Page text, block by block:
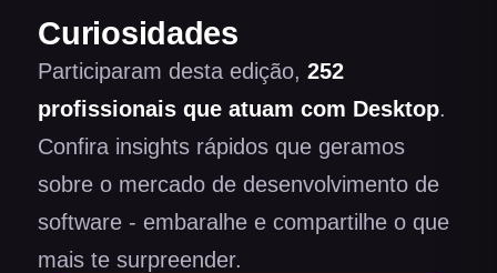
Curiosidades
Participaram desta edição, 252
profissionais que atuam com Desktop.
Confira insights rápidos que geramos
sobre o mercado de desenvolvimento de
software - embaralhe e compartilhe o que
mais te surpreender.